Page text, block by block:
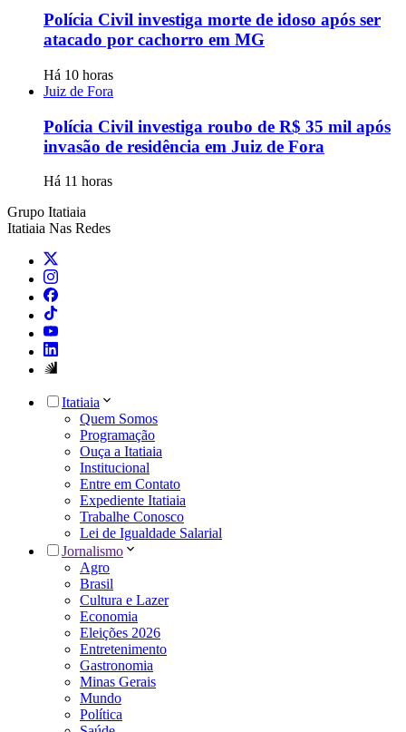
Polícia Civil investiga morte de idoso após ser
atacado por cachorro em MG
Há 10 horas
Juiz de Fora
Polícia Civil investiga roubo de R$ 35 mil após
invasão de residência em Juiz de Fora
Há 11 horas
Grupo Itatiaia
Itatiaia Nas Redes
Itatiaia
Quem Somos
Programação
Ouça a Itatiaia
Institucional
Entre em Contato
Expediente Itatiaia
Trabalhe Conosco
Lei de Igualdade Salarial
Jornalismo
Agro
Brasil
Cultura e Lazer
Economia
Eleições 2026
Entretenimento
Gastronomia
Minas Gerais
Mundo
Política